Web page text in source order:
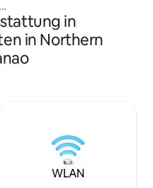
24-
The
bringst
in
in Northern
WLAN